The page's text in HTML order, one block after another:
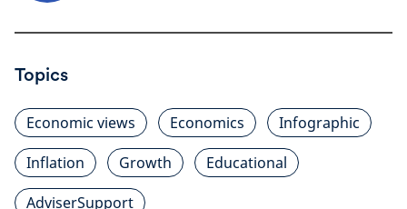
Topics
Economic views Economics
Infographic
Inflation
Growth
Educational
AdviserSupport